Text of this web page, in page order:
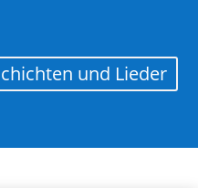
und Lieder